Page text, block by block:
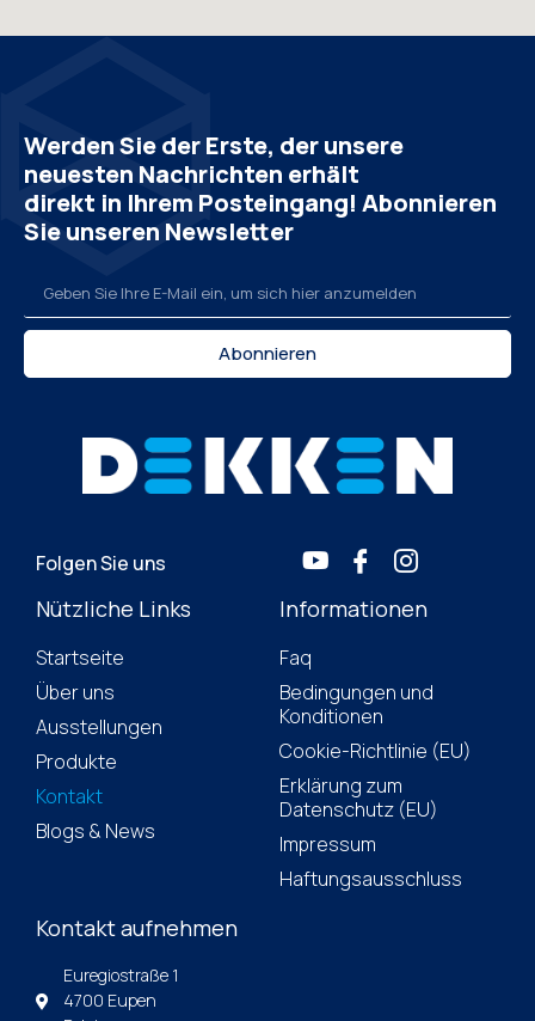
Werden Sie der Erste, der unsere
neuesten Nachrichten erhält
direkt in Ihrem Posteingang! Abonnieren
Sie unseren Newsletter
Abonnieren
Folgen Sie uns
Nützliche Links
Startseite
Über uns
Ausstellungen
Produkte
Kontakt
Blogs & News
Informationen
Faq
Bedingungen und
Konditionen
Cookie-Richtlinie (EU)
Erklärung zum
Datenschutz (EU)
Impressum
Haftungsausschluss
Kontakt aufnehmen
Euregiostraße 1
4700 Eupen